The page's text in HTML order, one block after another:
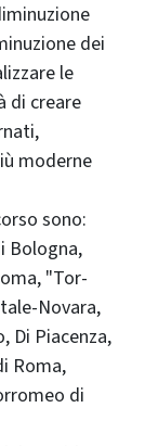
dei
le
di creare
moderne
sono:
Bologna,
"Tor-
Novara,
Di Piacenza,
Roma,
di